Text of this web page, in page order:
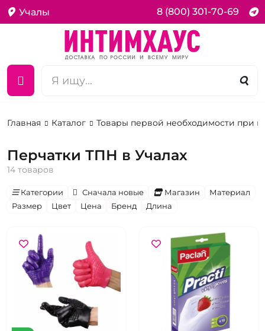
Учалы 8 (800) 301-70-69
Главная Каталог Товары первой необходимости при
Перчатки ТПН в Учалах
14 товаров
Категории Сначала новые Магазин
Материал
Размер
Цвет Цена Бренд Длина